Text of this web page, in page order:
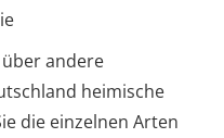
andere
heimische
die einzelnen Arten